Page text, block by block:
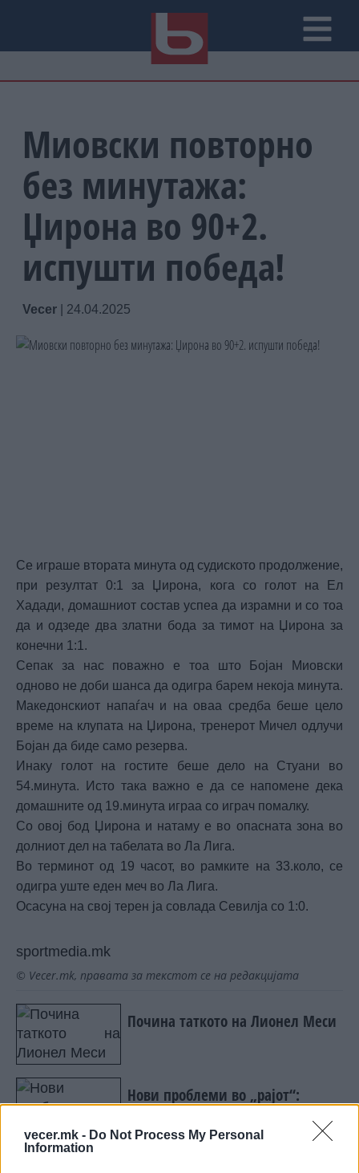
vecer.mk - Do Not Process My Personal
Information
Миовски повторно
без минутажа:
Џирона во 90+2.
испушти победа!
Vecer 24.04.2025
Се играше втората минута од судиското продолжение,
при резултат 0:1 за Џирона, кога со голот на Ел
Хадади, домашниот состав успеа да израмни и со тоа
да и одзеде два златни бода за тимот на Џирона за
конечни 1:1.
Сепак за нас поважно е тоа што Бојан Миовски
одново не доби шанса да одигра барем некоја минута.
Македонскиот напаѓач и на оваа средба беше цело
време на клупата на Џирона, тренерот Мичел одлучи
Бојан да биде само резерва.
Инаку голот на гостите беше дело на Стуани во
54.минута. Исто така важно е да се напомене дека
домашните од 19.минута играа со играч помалку.
Со овој бод Џирона и натаму е во опасната зона во
долниот дел на табелата во Ла Лига.
Во терминот од 19 часот, во рамките на 33.коло, се
одигра уште еден меч во Ла Лига.
Осасуна на свој терен ја совлада Севилја со 1:0.
sportmedia.mk
© Vecer.mk, правата за текстот се на редакцијата
Почина таткото на Лионел Меси
Нови проблеми во „рајот“:
Инфатино „фатен“ со чудна
исплата